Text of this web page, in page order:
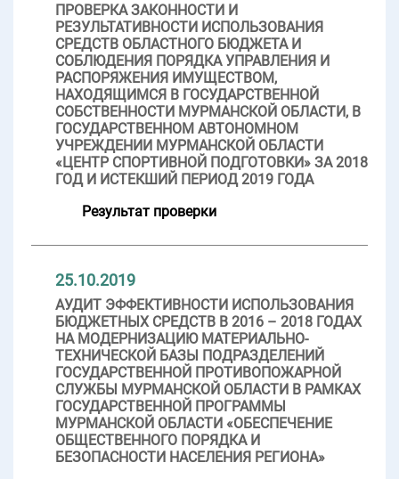
ПРОВЕРКА ЗАКОННОСТИ И
РЕЗУЛЬТАТИВНОСТИ ИСПОЛЬЗОВАНИЯ
СРЕДСТВ ОБЛАСТНОГО БЮДЖЕТА И
СОБЛЮДЕНИЯ ПОРЯДКА УПРАВЛЕНИЯ И
РАСПОРЯЖЕНИЯ ИМУЩЕСТВОМ,
НАХОДЯЩИМСЯ В ГОСУДАРСТВЕННОЙ
СОБСТВЕННОСТИ МУРМАНСКОЙ ОБЛАСТИ, В
ГОСУДАРСТВЕННОМ АВТОНОМНОМ
УЧРЕЖДЕНИИ МУРМАНСКОЙ ОБЛАСТИ
«ЦЕНТР СПОРТИВНОЙ ПОДГОТОВКИ» ЗА 2018
ГОД И ИСТЕКШИЙ ПЕРИОД 2019 ГОДА
Результат проверки
25.10.2019
АУДИТ ЭФФЕКТИВНОСТИ ИСПОЛЬЗОВАНИЯ
БЮДЖЕТНЫХ СРЕДСТВ В 2016 – 2018 ГОДАХ
НА МОДЕРНИЗАЦИЮ МАТЕРИАЛЬНО-
ТЕХНИЧЕСКОЙ БАЗЫ ПОДРАЗДЕЛЕНИЙ
ГОСУДАРСТВЕННОЙ ПРОТИВОПОЖАРНОЙ
СЛУЖБЫ МУРМАНСКОЙ ОБЛАСТИ В РАМКАХ
ГОСУДАРСТВЕННОЙ ПРОГРАММЫ
МУРМАНСКОЙ ОБЛАСТИ «ОБЕСПЕЧЕНИЕ
ОБЩЕСТВЕННОГО ПОРЯДКА И
БЕЗОПАСНОСТИ НАСЕЛЕНИЯ РЕГИОНА»